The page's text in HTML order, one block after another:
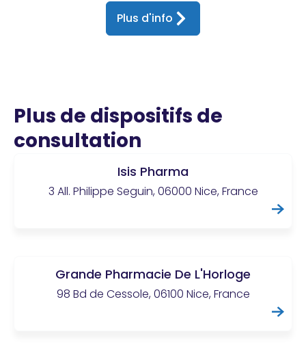
Plus d'info
Plus de dispositifs de
consultation
Isis Pharma
3 All. Philippe Seguin, 06000 Nice, France
Grande Pharmacie De L'Horloge
98 Bd de Cessole, 06100 Nice, France